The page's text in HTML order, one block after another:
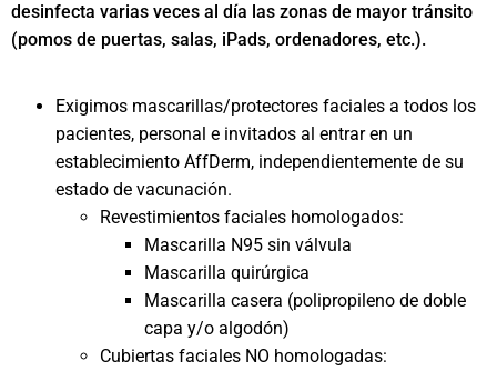
desinfecta varias veces al día las zonas de mayor tránsito
(pomos de puertas, salas, iPads, ordenadores, etc.).
Exigimos mascarillas/protectores faciales a todos los
pacientes, personal e invitados al entrar en un
establecimiento AffDerm, independientemente de su
estado de vacunación.
Revestimientos faciales homologados:
Mascarilla N95 sin válvula
Mascarilla quirúrgica
Mascarilla casera (polipropileno de doble
capa y/o algodón)
Cubiertas faciales NO homologadas: